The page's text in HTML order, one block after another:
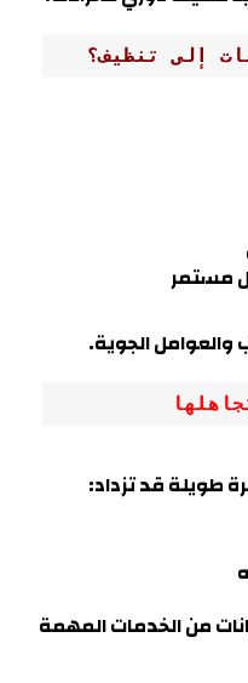
إلى تنظيف؟
مستمر
والعوامل الجوية.
طويلة قد تزداد:
من الخدمات المهمة